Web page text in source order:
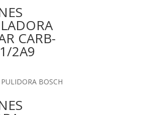
CARB-
2A9